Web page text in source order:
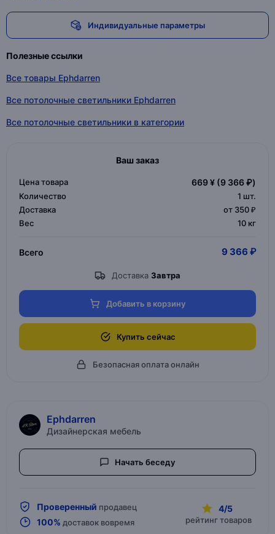
Индивидуальные параметры
Полезные ссылки
Все товары Ephdarren
Все потолочные светильники Ephdarren
Все потолочные светильники в категории
Ваш заказ
Цена товара 669 ¥ (9 366 ₽)
Количество 1 шт.
Доставка
от 350 ₽
Вес
10 кг
Всего 9 366 ₽
Доставка Завтра
Добавить в корзину
Купить сейчас
Безопасная оплата онлайн
Ephdarren
Дизайнерская мебель
Начать беседу
Проверенный продавец
100% доставок вовремя
4/5
рейтинг товаров